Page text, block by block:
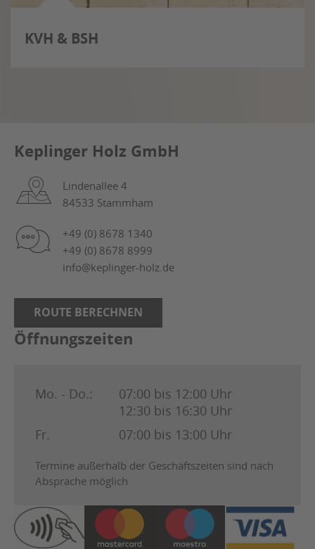
KVH & BSH
Keplinger Holz GmbH
Lindenallee 4
84533 Stammham
+49 (0) 8678 1340
+49 (0) 8678 8999
info@keplinger-holz.de
ROUTE BERECHNEN
Öffnungszeiten
Mo. - Do.:
07:00 bis 12:00 Uhr
12:30 bis 16:30 Uhr
Fr.
07:00 bis 13:00 Uhr
Termine außerhalb der Geschäftszeiten sind nach
Absprache möglich